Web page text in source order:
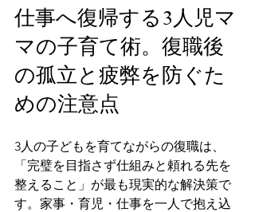
仕事へ復帰する3人児マ
マの子育て術。復職後
の孤立と疲弊を防ぐた
めの注意点
3人の子どもを育てながらの復職は、
「完璧を目指さず仕組みと頼れる先を
整えること」が最も現実的な解決策で
す。家事・育児・仕事を一人で抱え込